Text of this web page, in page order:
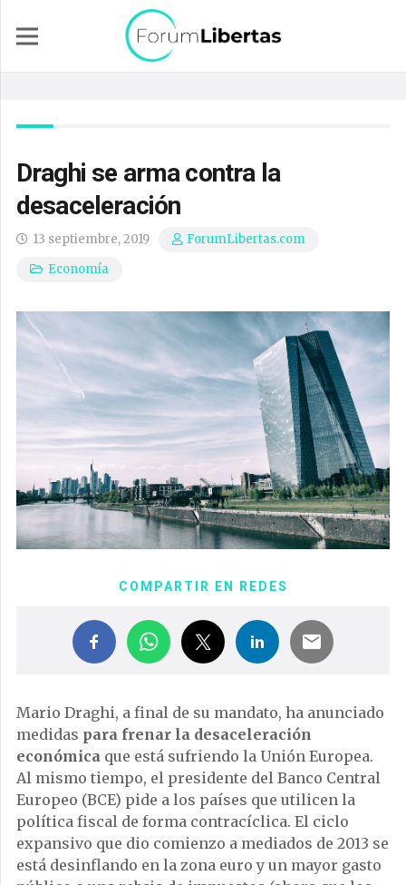
Draghi se arma contra la
desaceleración
13 septiembre, 2019
ForumLibertas.com
Economía
COMPARTIR EN REDES
Mario Draghi, a final de su mandato, ha anunciado
medidas para frenar la desaceleración
económica que está sufriendo la Unión Europea.
Al mismo tiempo, el presidente del Banco Central
Europeo (BCE) pide a los países que utilicen la
política fiscal de forma contracíclica. El ciclo
expansivo que dio comienzo a mediados de 2013 se
está desinflando en la zona euro y un mayor gasto